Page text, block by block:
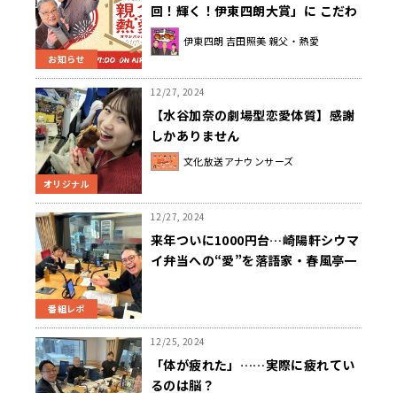
お知らせ
回！輝く！伊東四朗大賞」に こだわ
る。
伊東四朗 吉田照美 親父・熱愛
オリジナル
12/27, 2024
【水谷加奈の劇場型恋愛体質】感謝
しかありません
文化放送アナウンサーズ
番組レポ
12/27, 2024
来年ついに1000円台…崎陽軒シウマ
イ弁当への“愛”を落語家・春風亭一
12/25, 2024
「体が疲れた」……実際に疲れてい
るのは脳？